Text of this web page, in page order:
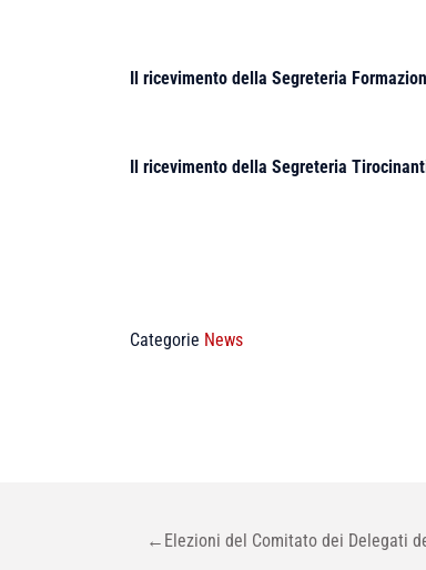
Il ricevimento della Segreteria
Il ricevimento della Segreteria
Categorie News
← Elezioni del Comitato dei Delegati